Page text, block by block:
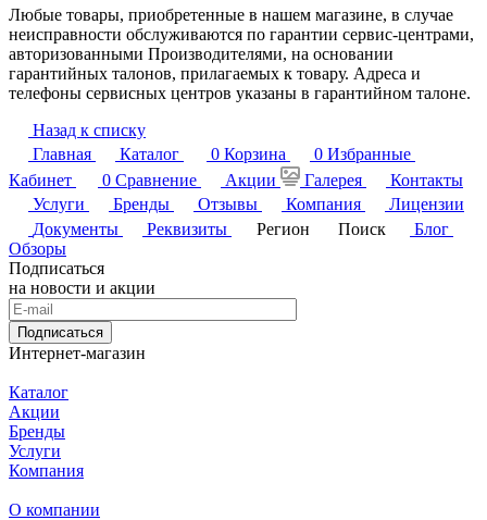
Любые товары, приобретенные в нашем магазине, в случае
неисправности обслуживаются по гарантии сервис-центрами,
авторизованными Производителями, на основании
гарантийных талонов, прилагаемых к товару. Адреса и
телефоны сервисных центров указаны в гарантийном талоне.
Назад к списку
Главная
Каталог 0 Корзина 0 Избранные
Кабинет
0 Сравнение Акции Галерея
Контакты
Услуги
Бренды Отзывы Компания
Лицензии
Документы
Реквизиты Регион Поиск
Блог
Обзоры
Подписаться
на новости и акции
Подписаться
Интернет-магазин
Каталог
Акции
Бренды
Услуги
Компания
О компании